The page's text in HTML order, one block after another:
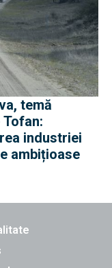
temă
industriei
ambițioase